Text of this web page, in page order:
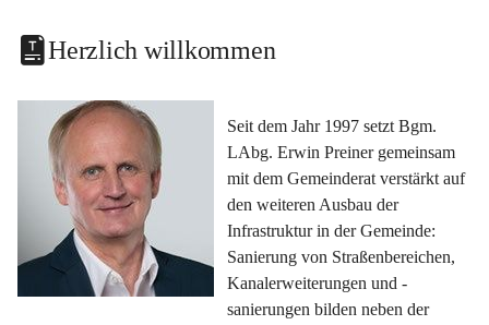
Herzlich willkommen
Seit dem Jahr 1997 setzt Bgm.
LAbg. Erwin Preiner gemeinsam
mit dem Gemeinderat verstärkt auf
den weiteren Ausbau der
Infrastruktur in der Gemeinde:
Sanierung von Straßenbereichen,
Kanalerweiterungen und -
sanierungen bilden neben der